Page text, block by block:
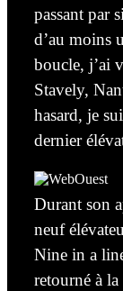
passant par
d’au moins
boucle, j’ai
Stavely,
hasard, je
dernier
Durant son
neuf
Nine in a
retourné à